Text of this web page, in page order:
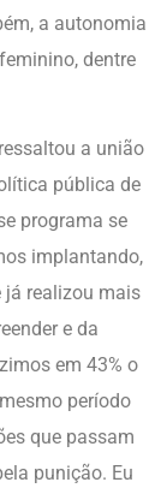
a autonomia
dentre
a união
pública de
programa se
implantando,
já realizou mais
e da
em 43% o
período
que passam
punição. Eu